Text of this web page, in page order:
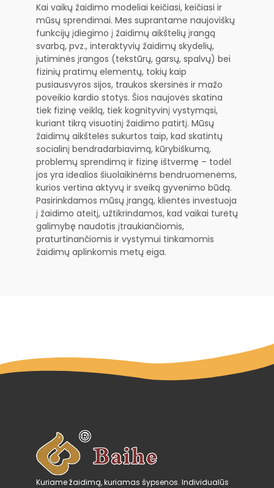
Kai vaikų žaidimo modeliai keičiasi, keičiasi ir
mūsų sprendimai. Mes suprantame naujoviškų
funkcijų įdiegimo į žaidimų aikštelių įrangą
svarbą, pvz., interaktyvių žaidimų skydelių,
jutiminės įrangos (tekstūrų, garsų, spalvų) bei
fizinių pratimų elementų, tokių kaip
pusiausvyros sijos, traukos skersinės ir mažo
poveikio kardio stotys. Šios naujovės skatina
tiek fizinę veiklą, tiek kognityvinį vystymąsi,
kuriant tikrą visuotinį žaidimo patirtį. Mūsų
žaidimų aikštelės sukurtos taip, kad skatintų
socialinį bendradarbiavimą, kūrybiškumą,
problemų sprendimą ir fizinę ištvermę – todėl
jos yra idealios šiuolaikinėms bendruomenėms,
kurios vertina aktyvų ir sveiką gyvenimo būdą.
Pasirinkdamos mūsų įrangą, klientės investuoja
į žaidimo ateitį, užtikrindamos, kad vaikai turėtų
galimybę naudotis įtraukiančiomis,
praturtinančiomis ir vystymui tinkamomis
žaidimų aplinkomis metų eiga.
Kuriame žaidimą, kuriamas šypsenos. Individualūs